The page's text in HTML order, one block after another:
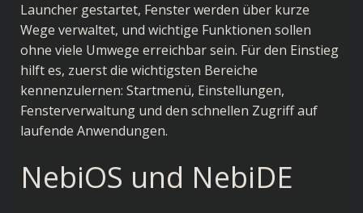
Launcher gestartet, Fenster werden über kurze
Wege verwaltet, und wichtige Funktionen sollen
ohne viele Umwege erreichbar sein. Für den Einstieg
hilft es, zuerst die wichtigsten Bereiche
kennenzulernen: Startmenü, Einstellungen,
Fensterverwaltung und den schnellen Zugriff auf
laufende Anwendungen.
NebiOS und NebiDE